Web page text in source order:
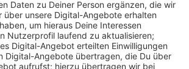
Zum einen gibt es neue Filme, unter
Chroniken", das hatten sich viele
Und zum anderen gibt es
Poetry Slam Abend. Eine Gruppe aus
lustigen, poetischen und kritischen